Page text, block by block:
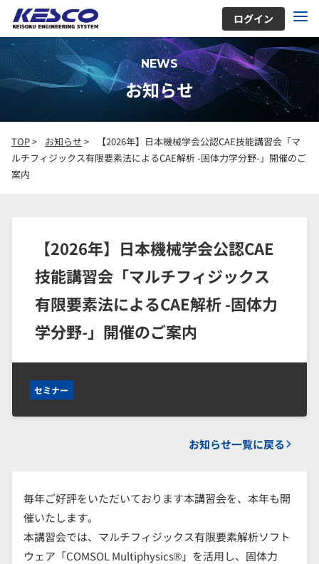
ログイン
NEWS
お知らせ
TOP> お知らせ >
【2026年】日本機械学会公認CAE技能講習会「マ
ルチフィジックス有限要素法によるCAE解析 -固体力学分野-」開催のご
案内
【2026年】日本機械学会公認CAE
技能講習会「マルチフィジックス
有限要素法によるCAE解析 -固体力
学分野-」開催のご案内
セミナー
お知らせ一覧に戻る
毎年ご好評をいただいております本講習会を、本年も開
催いたします。
本講習会では、マルチフィジックス有限要素解析ソフト
ウェア「COMSOL Multiphysics®」を活用し、固体力